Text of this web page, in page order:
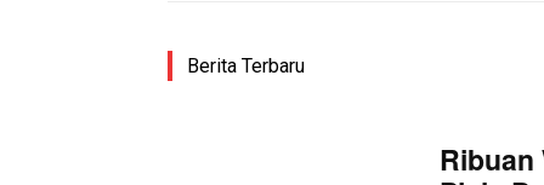
Berita Terbaru
Ribuan